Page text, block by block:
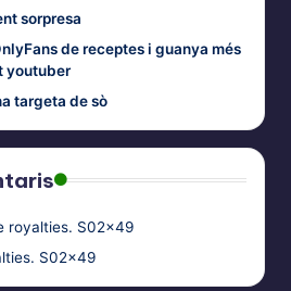
sorpresa
de receptes i guanya més
youtuber
targeta de sò
royalties. S02x49
S02x49